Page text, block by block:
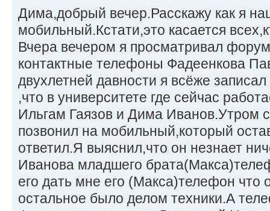
Дима,добрый вечер.Расскажу как я
мобильный.Кстати,это касается
Вчера вечером я просматривал
контактные телефоны Фадеенкова
двухлетней давности я всёже
,что в университете где сейчас
Ильгам Гаязов и Дима Иванов.Утром
позвонил на мобильный,который
ответил.Я выяснил,что он незнает
Иванова младшего
его дать мне его (Макса)телефон что
остальное было делом техники.А